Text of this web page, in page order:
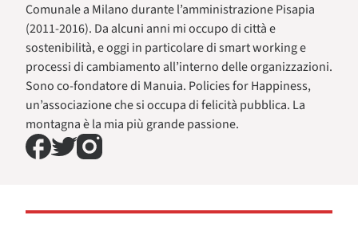
Comunale a Milano durante l’amministrazione Pisapia
(2011-2016). Da alcuni anni mi occupo di città e
sostenibilità, e oggi in particolare di smart working e
processi di cambiamento all’interno delle organizzazioni.
Sono co-fondatore di Manuia. Policies for Happiness,
un’associazione che si occupa di felicità pubblica. La
montagna è la mia più grande passione.